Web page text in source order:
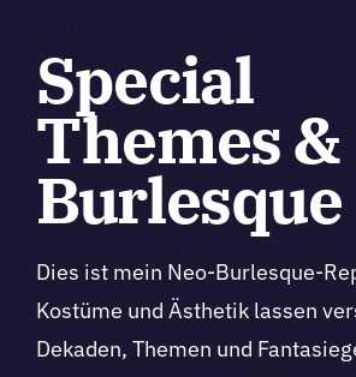
Special
Themes &
Burlesque
Dies ist mein Neo-Burlesque-
Kostüme und Ästhetik lassen
Dekaden, Themen und